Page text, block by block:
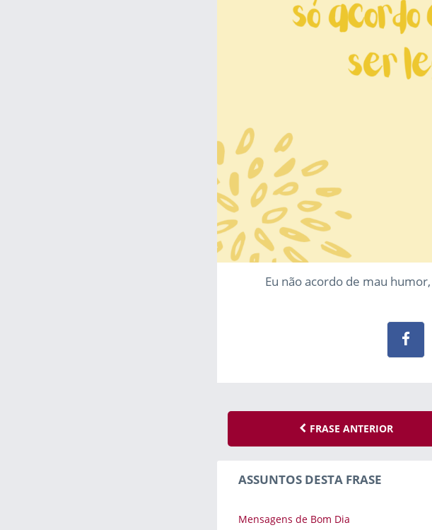
Eu não acordo de mau
FRASE ANTERIOR
ASSUNTOS DESTA FRASE
Mensagens de Bom Dia